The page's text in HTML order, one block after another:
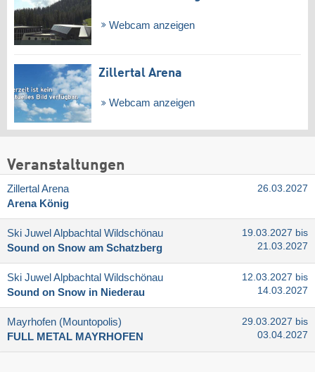
Webcam anzeigen
Zillertal Arena
Webcam anzeigen
Veranstaltungen
Zillertal Arena
Arena König
26.03.2027
Ski Juwel Alpbachtal Wildschönau
Sound on Snow am Schatzberg
19.03.2027 bis
21.03.2027
Ski Juwel Alpbachtal Wildschönau
Sound on Snow in Niederau
12.03.2027 bis
14.03.2027
Mayrhofen (Mountopolis)
FULL METAL MAYRHOFEN
29.03.2027 bis
03.04.2027